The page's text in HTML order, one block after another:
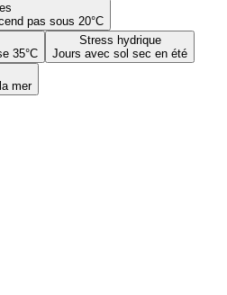
pas sous 20°C
35°C
Stress hydrique
Jours avec sol sec en été
mer